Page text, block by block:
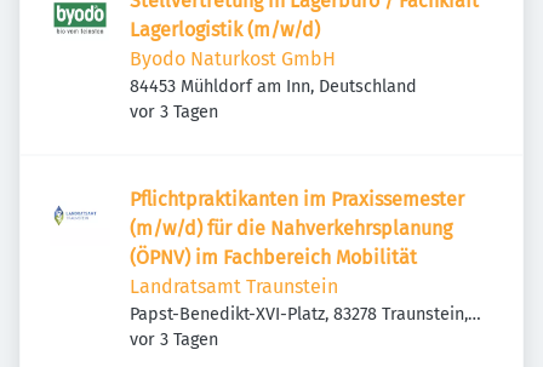
Lagerlogistik (m/w/d)
Byodo Naturkost GmbH
84453 Mühldorf am Inn, Deutschland
Veröffentlicht
vor 3 Tagen
Pflichtpraktikanten im Praxissemester
(m/w/d) für die Nahverkehrsplanung
(ÖPNV) im Fachbereich Mobilität
Landratsamt Traunstein
Papst-Benedikt-XVI-Platz, 83278 Traunstein,
Deutschland
Veröffentlicht
vor 3 Tagen